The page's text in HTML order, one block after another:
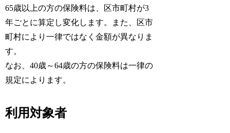
65歳以上の方の保険料は、区市町村が3
年ごとに算定し変化します。また、区市
町村により一律ではなく金額が異なりま
す。
なお、40歳～64歳の方の保険料は一律の
規定によります。
利用対象者